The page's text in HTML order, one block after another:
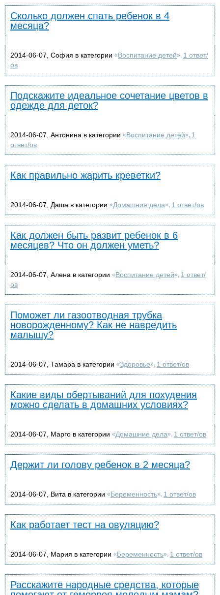
Сколько должен спать ребенок в 4
месяца?
2014-06-07, София в категории «Воспитание детей», 1 ответ/
ов
Подскажите идеальное сочетание цветов в
одежде для деток?
2014-06-07, Антонина в категории «Воспитание детей», 1
ответ/ов
Как правильно жарить креветки?
2014-06-07, Даша в категории «Домашние дела», 1 ответ/ов
Как должен быть развит ребенок в 6
месяцев? Что он должен уметь?
2014-06-07, Алена в категории «Воспитание детей», 1 ответ/
ов
Поможет ли газоотводная трубка
новорожденному? Как не навредить
малышу?
2014-06-07, Тамара в категории «Здоровье», 1 ответ/ов
Какие виды обертываний для похудения
можно сделать в домашних условиях?
2014-06-07, Марго в категории «Домашние дела», 1 ответ/ов
Держит ли голову ребенок в 2 месяца?
2014-06-07, Вита в категории «Беременность», 1 ответ/ов
Как работает тест на овуляцию?
2014-06-07, Мария в категории «Беременность», 1 ответ/ов
Расскажите народные средства, которые